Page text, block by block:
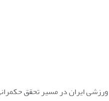
ایران در مسیر تحقق